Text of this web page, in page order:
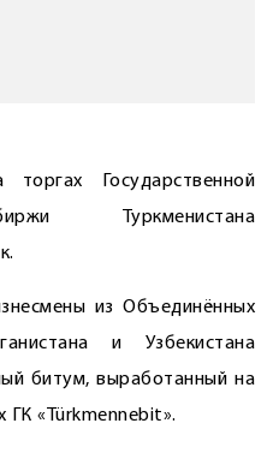
Государственной
Туркменистана
из Объединённых
и Узбекистана
битум, выработанный на
ГК «Türkmennebit».